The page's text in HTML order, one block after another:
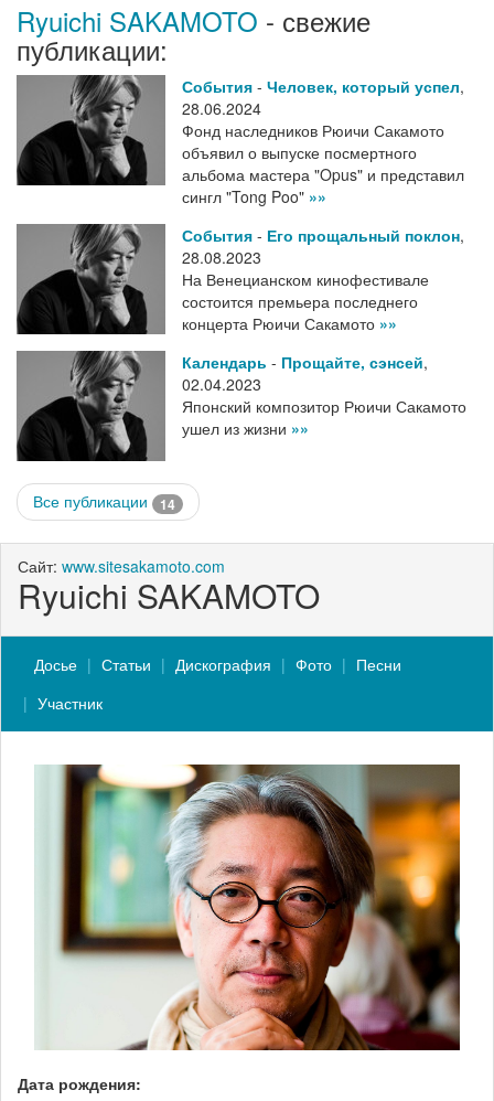
Ryuichi SAKAMOTO - свежие
публикации:
События - Человек, который успел,
28.06.2024
Фонд наследников Рюичи Сакамото
объявил о выпуске посмертного
альбома мастера "Opus" и представил
сингл "Tong Poo" »»
События - Его прощальный поклон,
28.08.2023
На Венецианском кинофестивале
состоится премьера последнего
концерта Рюичи Сакамото »»
Календарь - Прощайте, сэнсей,
02.04.2023
Японский композитор Рюичи Сакамото
ушел из жизни »»
Все публикации 14
Сайт: www.sitesakamoto.com
Ryuichi SAKAMOTO
Досье Статьи Дискография Фото
Песни
Участник
Дата рождения: